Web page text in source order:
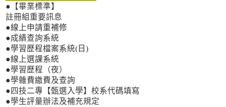
●【畢業標準】
註冊組重要訊息
●線上申請重補修
●成績查詢系統
●學習歷程檔案系統(日)
●線上選課系統
●學習歷程（夜）
●學雜費繳費及查詢
●四技二專【甄選入學】校系代碼填寫
●學生評量辦法及補充規定